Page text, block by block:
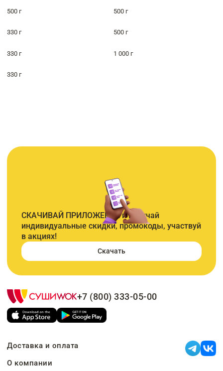
500 г 500 г
330 г 500 г
330 г 1 000 г
330 г
СКАЧИВАЙ ПРИЛОЖЕНИЕ и получай
индивидуальные скидки, промокоды, участвуй
в акциях!
Скачать
+7 (800) 333-05-00
Доставка и оплата
О компании